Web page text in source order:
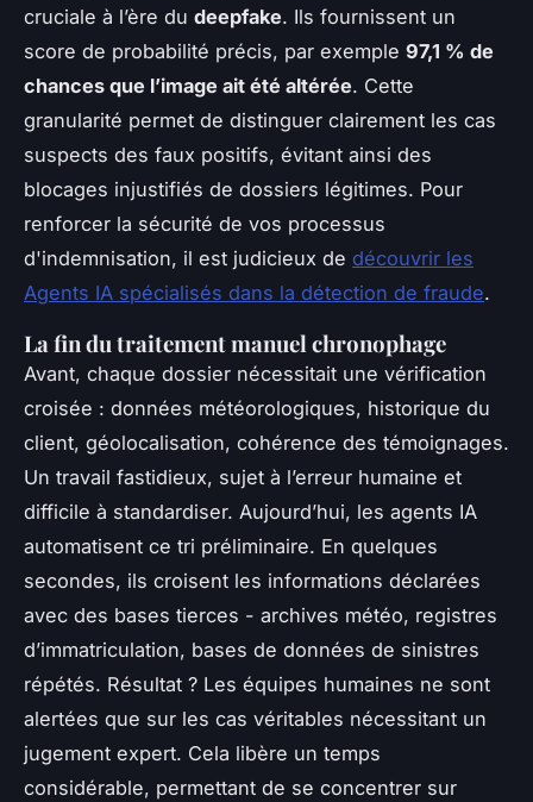
cruciale à l’ère du deepfake. Ils fournissent un
score de probabilité précis, par exemple 97,1 % de
chances que l’image ait été altérée. Cette
granularité permet de distinguer clairement les cas
suspects des faux positifs, évitant ainsi des
blocages injustifiés de dossiers légitimes. Pour
renforcer la sécurité de vos processus
d'indemnisation, il est judicieux de découvrir les
Agents IA spécialisés dans la détection de fraude.
La fin du traitement manuel chronophage
Avant, chaque dossier nécessitait une vérification
croisée : données météorologiques, historique du
client, géolocalisation, cohérence des témoignages.
Un travail fastidieux, sujet à l’erreur humaine et
difficile à standardiser. Aujourd’hui, les agents IA
automatisent ce tri préliminaire. En quelques
secondes, ils croisent les informations déclarées
avec des bases tierces - archives météo, registres
d’immatriculation, bases de données de sinistres
répétés. Résultat ? Les équipes humaines ne sont
alertées que sur les cas véritables nécessitant un
jugement expert. Cela libère un temps
considérable, permettant de se concentrer sur